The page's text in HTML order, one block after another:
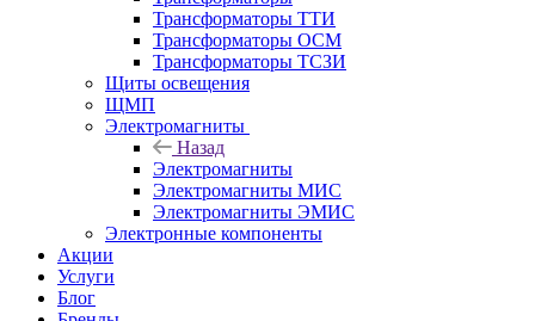
Трансформаторы ТТИ
Трансформаторы ОСМ
Трансформаторы ТСЗИ
Щиты освещения
ЩМП
Электромагниты
Назад
Электромагниты
Электромагниты МИС
Электромагниты ЭМИС
Электронные компоненты
Акции
Услуги
Блог